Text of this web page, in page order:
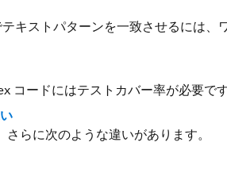
キストパターンを一致させるには、
ードにはテストカバー率が必要です
らに次のような違いがあります。